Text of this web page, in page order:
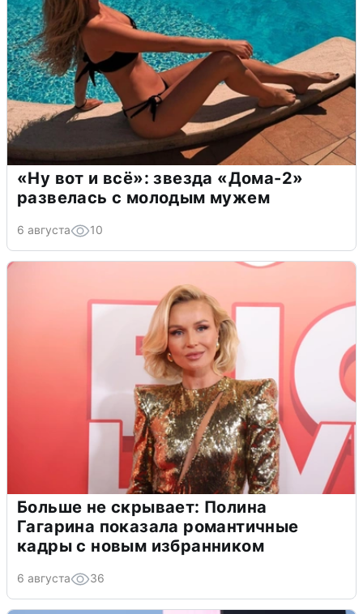
«Ну вот и всё»: звезда «Дома-2»
развелась с молодым мужем
6 августа 10
Больше не скрывает: Полина
Гагарина показала романтичные
кадры с новым избранником
6 августа 36